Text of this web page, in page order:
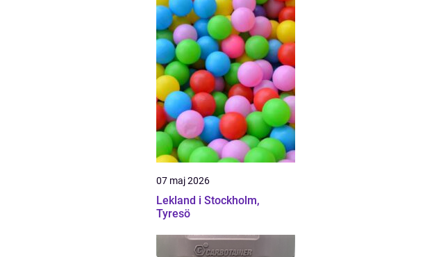
07 maj 2026
Lekland i Stockholm,
Tyresö